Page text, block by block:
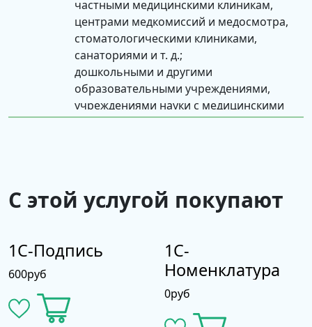
частными медицинскими клиникам,
центрами медкомиссий и медосмотра,
стоматологическими клиниками,
санаториями и т. д.;
дошкольными и другими
образовательными учреждениями,
учреждениями науки с медицинскими
кабинетами;
и медицинскими кабинетами.
«1С:МДЛП» обеспечивает следующие функции
лекарственных препаратов для медицинского
применения»:
настройка подключения к ФГИС МДЛП;
автоматический обмен данными с
С этой услугой покупают
1С-Подпись
600руб
1С-
Номенклатура
0руб